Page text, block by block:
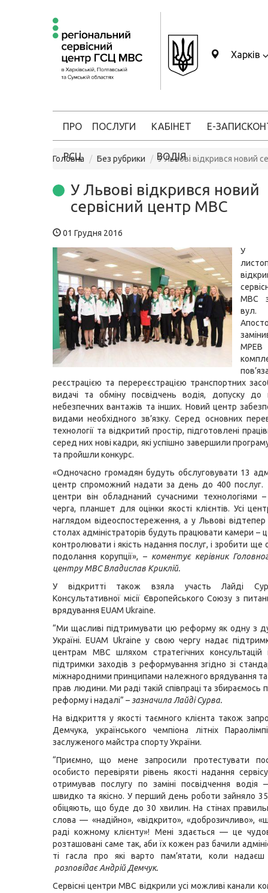
Харків
ПРО
РСЦ
ПОСЛУГИ КАБІНЕТ
ВОДІЯ
Е-ЗАПИС
Головна Без рубрики У Львові відкрився новий
У Львові відкрився новий
сервісний центр МВС
01 Грудня 2016
У
МВС
реєстрацією та перереєстрацією транспортних
видачі та обміну посвідчень водія, допуску до
небезпечних вантажів та інших. Новий центр
видами необхідного зв’язку. Серед основних
технології та відкритий простір, підготовлені
серед них нові кадри, які успішно завершили
та пройшли конкурс.
«Одночасно громадян будуть обслуговувати 13
центр спроможний надати за день до 400 послуг.
центри він обладнаний сучасними технологіями
черга, планшет для оцінки якості клієнтів. Усі
наглядом відеоспостереження, а у Львові відтепер
столах адміністраторів будуть працювати камери –
контролювати і якість надання послуг, і зробити
подолання корупції», – коментує керівник
центру МВС Владислав Криклій.
У відкритті також взяла участь Лайді
Консультативної місії Європейського Союзу з
врядування EUAM Ukraine.
“Ми щасливі підтримувати цю реформу як одну з
Україні. EUAM Ukraine у свою чергу надає
центрам МВС шляхом стратегічних консультацій
підтримки заходів з реформування згідно зі
міжнародними принципами належного врядування
прав людини. Ми раді такій співпраці та збираємось
реформу і надалі” – зазначила Лайді Сурва.
На відкриття у якості таємного клієнта також
Демчука, українського чемпіона літніх
заслуженого майстра спорту України.
“Приємно, що мене запросили протестувати
особисто перевіряти рівень якості надання
отримував послугу по заміні посвідчення
швидко та якісно. У перший день роботи зайняло
обіцяють, що буде до 30 хвилин. На стінах
слова — «надійно», «відкрито», «доброзичливо»,
раді кожному клієнту»! Мені здається — це
розташовані саме так, аби їх кожен раз бачили
ті гасла про які варто пам’ятати, коли надаєш
розповідає Андрій Демчук.
Сервісні центри МВС відкрили усі можливі канали